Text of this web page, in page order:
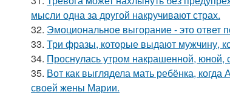
мысли одна за другой накручивают страх.
32. Эмоциональное выгорание - это ответ
33. Три фразы, которые выдают мужчину,
34. Проснулась утром накрашенной, юной,
35. Вот как выглядела мать ребёнка,
своей жены Марии.